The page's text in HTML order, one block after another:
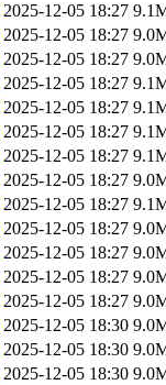
2025-12-05 18:27
2025-12-05 18:27
2025-12-05 18:27
2025-12-05 18:27
2025-12-05 18:27
2025-12-05 18:27
2025-12-05 18:27
2025-12-05 18:27
2025-12-05 18:27
2025-12-05 18:27
2025-12-05 18:27
2025-12-05 18:27
2025-12-05 18:27
2025-12-05 18:30
2025-12-05 18:30
2025-12-05 18:30